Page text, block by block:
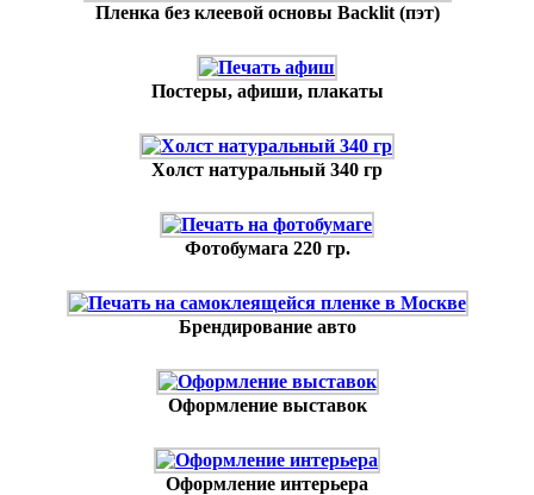
Пленка без клеевой основы Backlit (пэт)
Постеры, афиши, плакаты
Холст натуральный 340 гр
Фотобумага 220 гр.
Брендирование авто
Оформление выставок
Оформление интерьера